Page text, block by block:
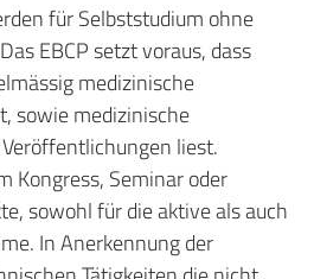
für Selbststudium ohne
EBCP setzt voraus, dass
medizinische
sowie medizinische
liest.
Kongress, Seminar oder
sowohl für die aktive als auch
In Anerkennung der